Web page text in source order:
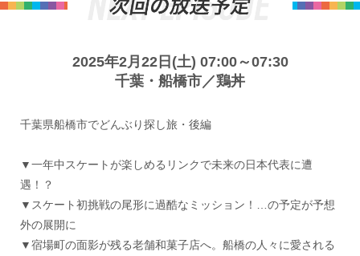
2025年2月22日(土) 07:00～07:30
千葉・船橋市／鶏丼
千葉県船橋市でどんぶり探し旅・後編
▼一年中スケートが楽しめるリンクで未来の日本代表に遭
遇！？
▼スケート初挑戦の尾形に過酷なミッション！…の予定が予想
外の展開に
▼宿場町の面影が残る老舗和菓子店へ。船橋の人々に愛される